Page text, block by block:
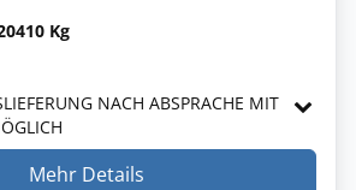
Kg
NACH ABSPRACHE MIT
Mehr Details